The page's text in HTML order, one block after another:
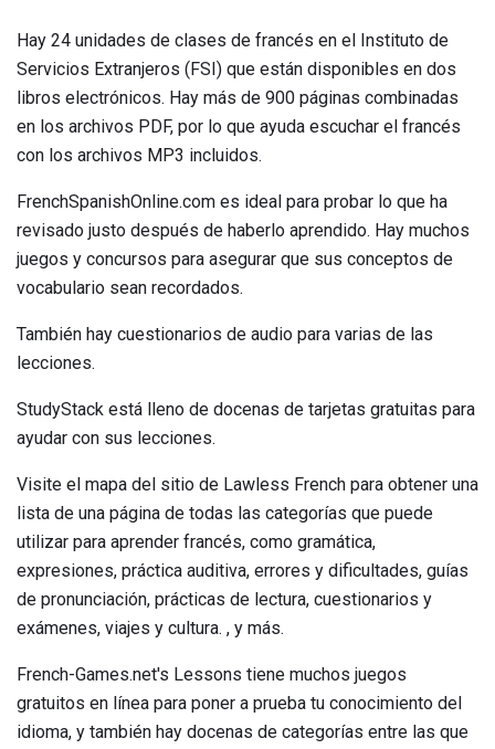
Hay 24 unidades de clases de francés en el Instituto de
Servicios Extranjeros (FSI) que están disponibles en dos
libros electrónicos. Hay más de 900 páginas combinadas
en los archivos PDF, por lo que ayuda escuchar el francés
con los archivos MP3 incluidos.
FrenchSpanishOnline.com es ideal para probar lo que ha
revisado justo después de haberlo aprendido. Hay muchos
juegos y concursos para asegurar que sus conceptos de
vocabulario sean recordados.
También hay cuestionarios de audio para varias de las
lecciones.
StudyStack está lleno de docenas de tarjetas gratuitas para
ayudar con sus lecciones.
Visite el mapa del sitio de Lawless French para obtener una
lista de una página de todas las categorías que puede
utilizar para aprender francés, como gramática,
expresiones, práctica auditiva, errores y dificultades, guías
de pronunciación, prácticas de lectura, cuestionarios y
exámenes, viajes y cultura. , y más.
French-Games.net's Lessons tiene muchos juegos
gratuitos en línea para poner a prueba tu conocimiento del
idioma, y ​​también hay docenas de categorías entre las que